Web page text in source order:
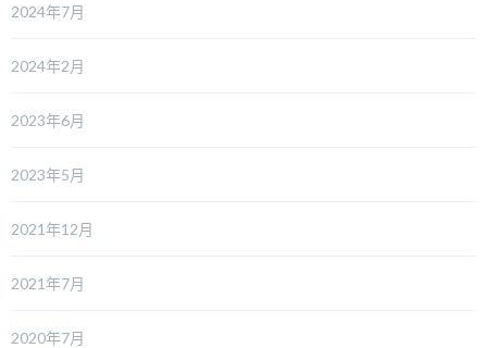
2024年7月
2024年2月
2023年6月
2023年5月
2021年12月
2021年7月
2020年7月